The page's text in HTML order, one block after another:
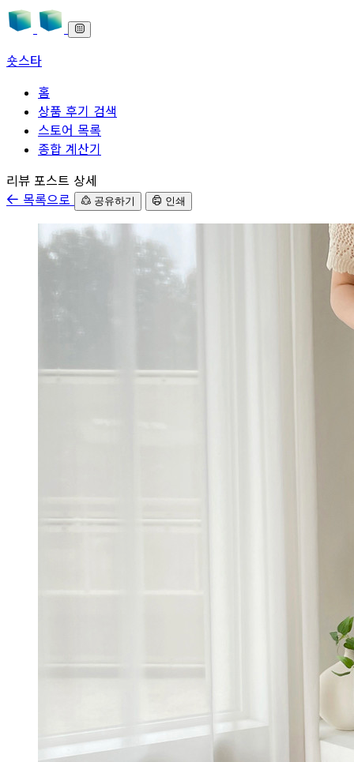
숏스타
홈
상품 후기 검색
스토어 목록
종합 계산기
본문으로 바로가기
리뷰 포스트 상세
목록으로
공유하기 인쇄